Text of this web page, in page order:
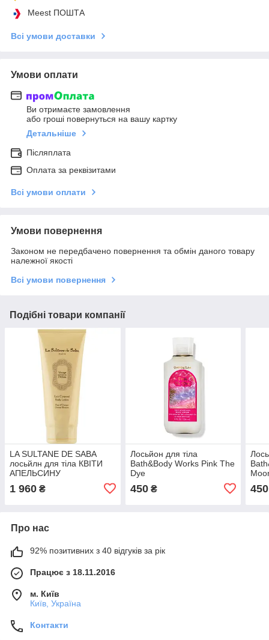
Meest ПОШТА
Всі умови доставки
Умови оплати
Ви отримаєте замовлення
або гроші повернуться на вашу картку
Детальніше
Післяплата
Оплата за реквізитами
Всі умови оплати
Умови повернення
Законом не передбачено повернення та обмін даного товару
належної якості
Всі умови повернення
Подібні товари компанії
LA SULTANE DE SABA
лосьйлн для тіла КВІТИ
АПЕЛЬСИНУ
1 960 ₴
Лосьйон для тіла
Bath&Body Works Pink The
Dye
450₴ 450
Про нас
92% позитивних з 40 відгуків за рік
Працює з 18.11.2016
м. Київ
Київ, Україна
Контакти